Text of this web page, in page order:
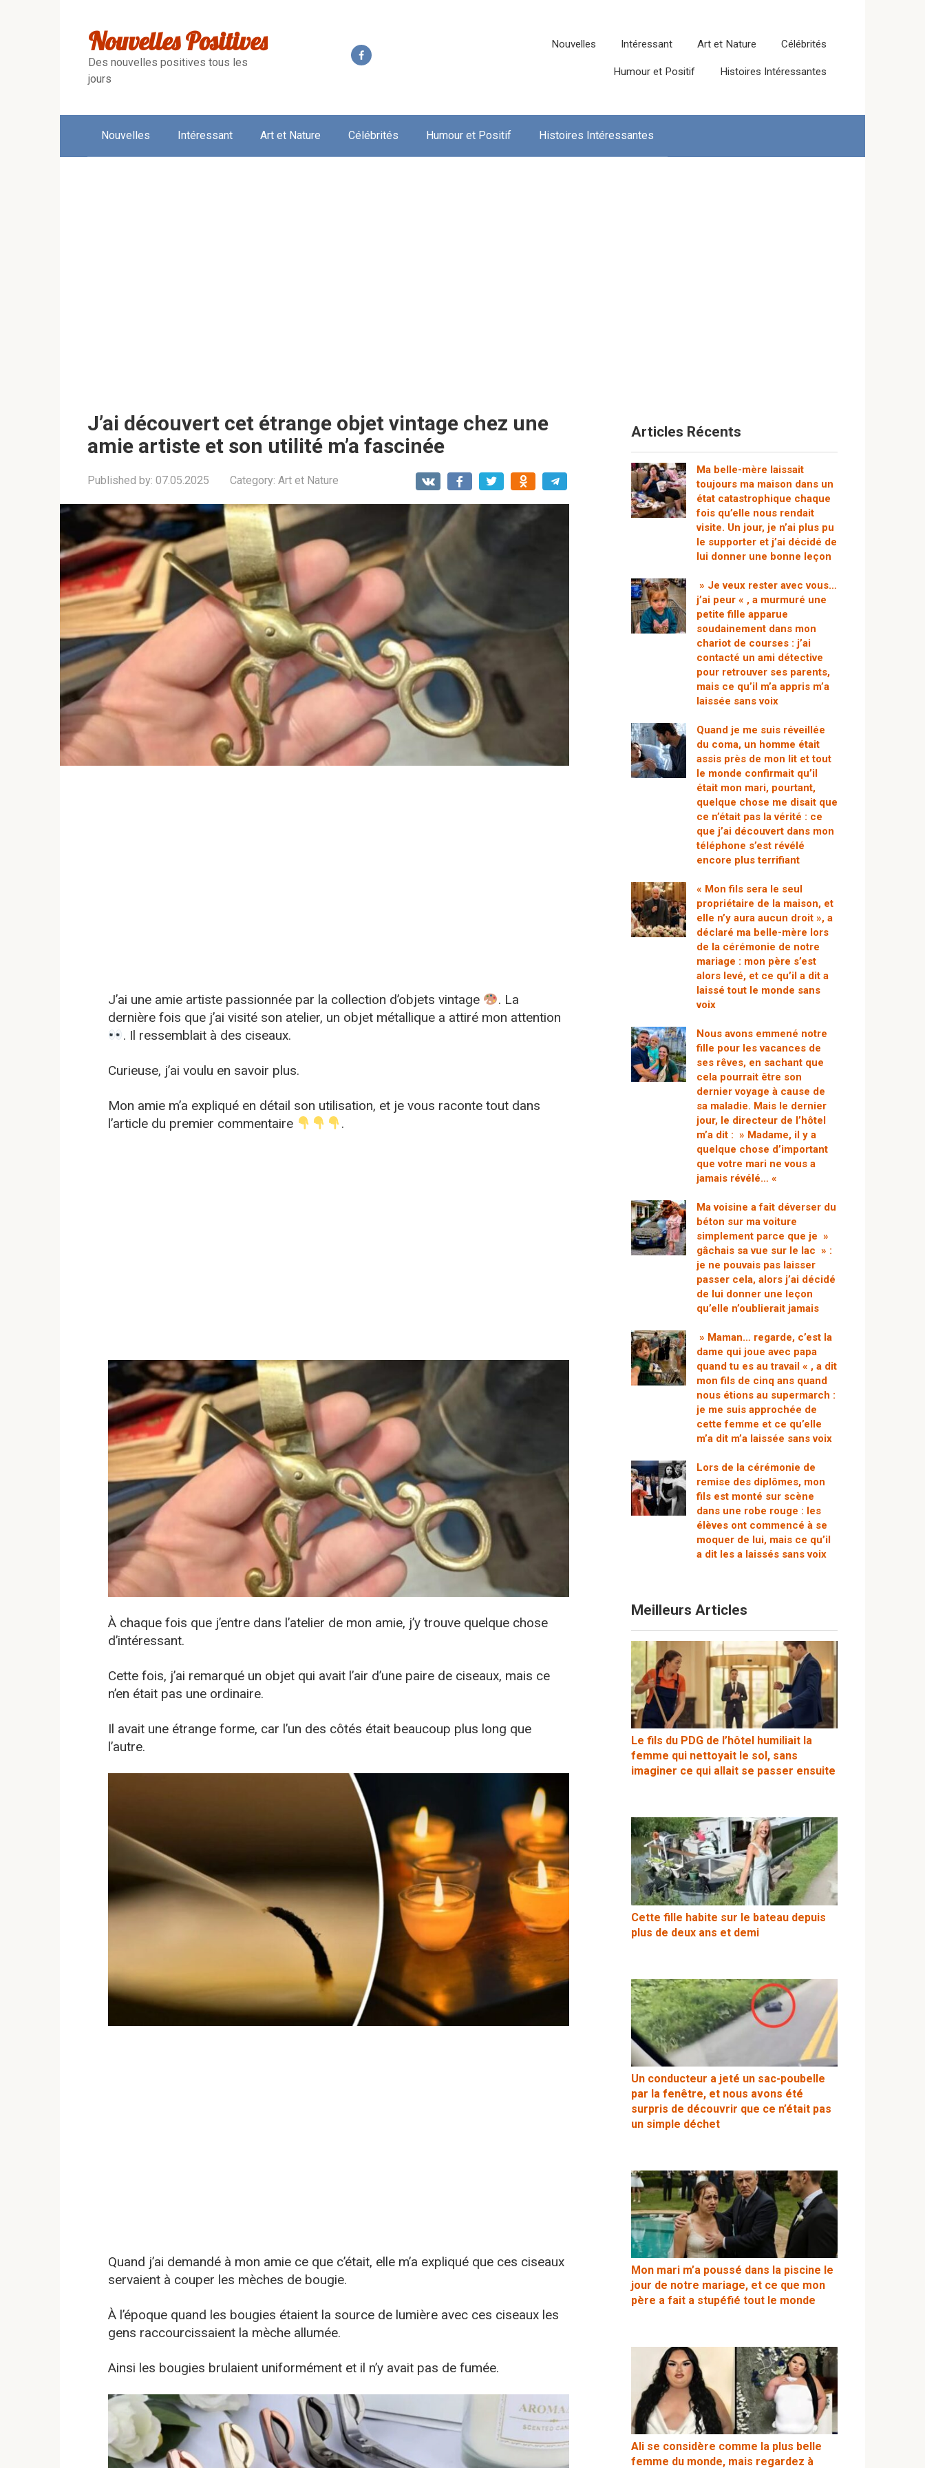
Nouvelles Positives
Des nouvelles positives tous les
jours
Nouvelles Intéressant Art et Nature Célébrités
Humour et Positif Histoires Intéressantes
Nouvelles Intéressant Art et Nature Célébrités Humour et Positif Histoires Intéressantes
J’ai découvert cet étrange objet vintage chez une
amie artiste et son utilité m’a fascinée
Published by: 07.05.2025 Category: Art et Nature
J’ai une amie artiste passionnée par la collection d’objets vintage
. La
dernière fois que j’ai visité son atelier, un objet métallique a attiré mon attention
. Il ressemblait à des ciseaux.
Curieuse, j’ai voulu en savoir plus.
Mon amie m’a expliqué en détail son utilisation, et je vous raconte tout dans
l’article du premier commentaire
.
À chaque fois que j’entre dans l’atelier de mon amie, j’y trouve quelque chose
d’intéressant.
Cette fois, j’ai remarqué un objet qui avait l’air d’une paire de ciseaux, mais ce
n’en était pas une ordinaire.
Il avait une étrange forme, car l’un des côtés était beaucoup plus long que
l’autre.
Quand j’ai demandé à mon amie ce que c’était, elle m’a expliqué que ces ciseaux
servaient à couper les mèches de bougie.
À l’époque quand les bougies étaient la source de lumière avec ces ciseaux les
gens raccourcissaient la mèche allumée.
Ainsi les bougies brulaient uniformément et il n’y avait pas de fumée.
Articles Récents
Ma belle-mère laissait
toujours ma maison dans un
état catastrophique chaque
fois qu’elle nous rendait
visite. Un jour, je n’ai plus pu
le supporter et j’ai décidé de
lui donner une bonne leçon
» Je veux rester avec vous…
j’ai peur « , a murmuré une
petite fille apparue
soudainement dans mon
chariot de courses : j’ai
contacté un ami détective
pour retrouver ses parents,
mais ce qu’il m’a appris m’a
laissée sans voix
Quand je me suis réveillée
du coma, un homme était
assis près de mon lit et tout
le monde confirmait qu’il
était mon mari, pourtant,
quelque chose me disait que
ce n’était pas la vérité : ce
que j’ai découvert dans mon
téléphone s’est révélé
encore plus terrifiant
« Mon fils sera le seul
propriétaire de la maison, et
elle n’y aura aucun droit », a
déclaré ma belle-mère lors
de la cérémonie de notre
mariage : mon père s’est
alors levé, et ce qu’il a dit a
laissé tout le monde sans
voix
Nous avons emmené notre
fille pour les vacances de
ses rêves, en sachant que
cela pourrait être son
dernier voyage à cause de
sa maladie. Mais le dernier
jour, le directeur de l’hôtel
m’a dit : » Madame, il y a
quelque chose d’important
que votre mari ne vous a
jamais révélé… «
Ma voisine a fait déverser du
béton sur ma voiture
simplement parce que je »
gâchais sa vue sur le lac » :
je ne pouvais pas laisser
passer cela, alors j’ai décidé
de lui donner une leçon
qu’elle n’oublierait jamais
» Maman… regarde, c’est la
dame qui joue avec papa
quand tu es au travail « , a dit
mon fils de cinq ans quand
nous étions au supermarch :
je me suis approchée de
cette femme et ce qu’elle
m’a dit m’a laissée sans voix
Lors de la cérémonie de
remise des diplômes, mon
fils est monté sur scène
dans une robe rouge : les
élèves ont commencé à se
moquer de lui, mais ce qu’il
a dit les a laissés sans voix
Meilleurs Articles
Le fils du PDG de l’hôtel humiliait la
femme qui nettoyait le sol, sans
imaginer ce qui allait se passer ensuite
Cette fille habite sur le bateau depuis
plus de deux ans et demi
Un conducteur a jeté un sac-poubelle
par la fenêtre, et nous avons été
surpris de découvrir que ce n’était pas
un simple déchet
Mon mari m’a poussé dans la piscine le
jour de notre mariage, et ce que mon
père a fait a stupéfié tout le monde
Ali se considère comme la plus belle
femme du monde, mais regardez à